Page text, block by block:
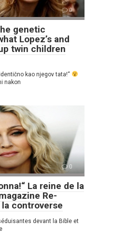
0
genetic
Lopez’s and
twin children
kao njegov tata!“
nakon
0
La reine de la
Re-
controverse
devant la Bible et